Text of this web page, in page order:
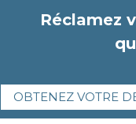
Réclamez
OBTENEZ VOTRE